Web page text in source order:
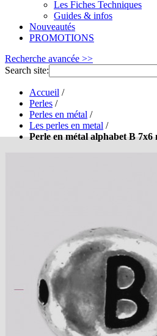
Les Fiches Techniques
Guides & infos
Nouveautés
PROMOTIONS
Recherche avancée >>
Search site:
Accueil /
Perles /
Perles en métal /
Les perles en metal /
Perle en métal alphabet B 7x6